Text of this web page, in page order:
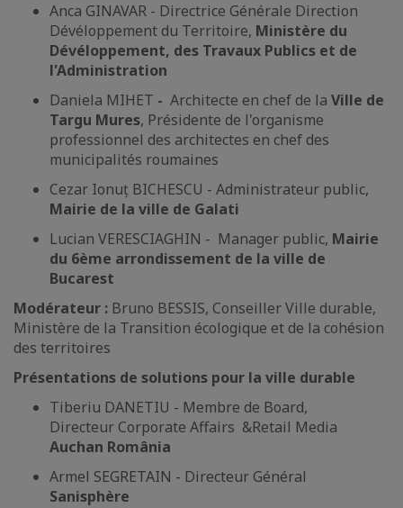
Anca GINAVAR - Directrice Générale Direction
Dévéloppement du Territoire, Ministère du
Dévéloppement, des Travaux Publics et de
l'Administration
Daniela MIHET - Architecte en chef de la Ville de
Targu Mures, Présidente de l'organisme
professionnel des architectes en chef des
municipalités roumaines
Cezar Ionuț BICHESCU - Administrateur public,
Mairie de la ville de Galati
Lucian VERESCIAGHIN - Manager public, Mairie
du 6ème arrondissement de la ville de
Bucarest
Modérateur : Bruno BESSIS, Conseiller Ville durable,
Ministère de la Transition écologique et de la cohésion
des territoires
Présentations de solutions pour la ville durable
Tiberiu DANETIU - Membre de Board,
Directeur Corporate Affairs &Retail Media
Auchan România
Armel SEGRETAIN - Directeur Général
Sanisphère